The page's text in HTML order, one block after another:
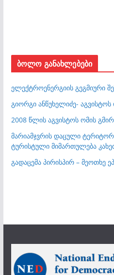
ბოლო განახლებები
ელექტროენერგიის გეგმიური
გიორგი ანწუხელიძე- აგვისტოს
2008 წლის აგვისტოს ომის
მარიამჯვრის დაცული
ტურისტული მიმართულება
გადაცემა პირისპირ – მეოთხე